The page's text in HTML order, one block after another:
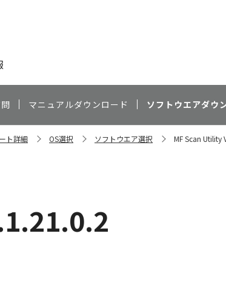
マニュアルダウンロード ソフトウエアダウ
ト詳細 OS選択 ソフトウエア選択 MF Scan Utility